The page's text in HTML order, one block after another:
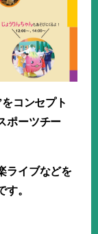
コンセプト
ポーツチー
ライブなどを
。